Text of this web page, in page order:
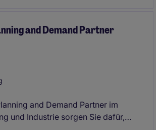
and Demand Partner
and Demand Partner im
und Industrie sorgen Sie dafür,